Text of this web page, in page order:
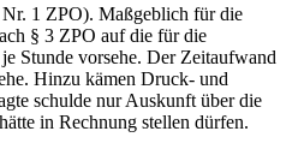
1 ZPO). Maßgeblich für die
§ 3 ZPO auf die für die
Stunde vorsehe. Der Zeitaufwand
Hinzu kämen Druck- und
schulde nur Auskunft über die
in Rechnung stellen dürfen.